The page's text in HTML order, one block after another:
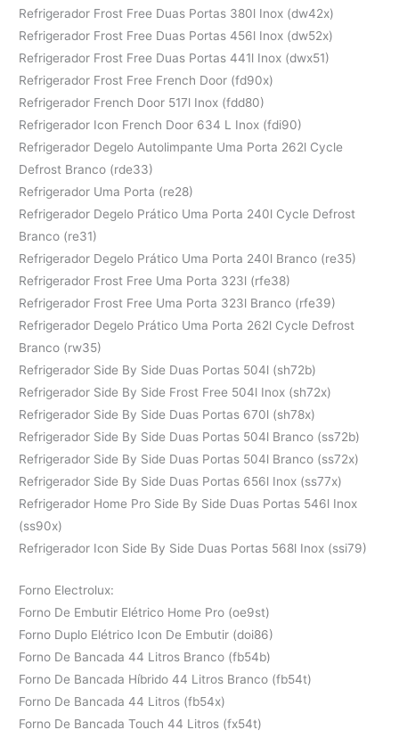
Refrigerador Frost Free Duas Portas 380l Inox (dw42x)
Refrigerador Frost Free Duas Portas 456l Inox (dw52x)
Refrigerador Frost Free Duas Portas 441l Inox (dwx51)
Refrigerador Frost Free French Door (fd90x)
Refrigerador French Door 517l Inox (fdd80)
Refrigerador Icon French Door 634 L Inox (fdi90)
Refrigerador Degelo Autolimpante Uma Porta 262l Cycle
Defrost Branco (rde33)
Refrigerador Uma Porta (re28)
Refrigerador Degelo Prático Uma Porta 240l Cycle Defrost
Branco (re31)
Refrigerador Degelo Prático Uma Porta 240l Branco (re35)
Refrigerador Frost Free Uma Porta 323l (rfe38)
Refrigerador Frost Free Uma Porta 323l Branco (rfe39)
Refrigerador Degelo Prático Uma Porta 262l Cycle Defrost
Branco (rw35)
Refrigerador Side By Side Duas Portas 504l (sh72b)
Refrigerador Side By Side Frost Free 504l Inox (sh72x)
Refrigerador Side By Side Duas Portas 670l (sh78x)
Refrigerador Side By Side Duas Portas 504l Branco (ss72b)
Refrigerador Side By Side Duas Portas 504l Branco (ss72x)
Refrigerador Side By Side Duas Portas 656l Inox (ss77x)
Refrigerador Home Pro Side By Side Duas Portas 546l Inox
(ss90x)
Refrigerador Icon Side By Side Duas Portas 568l Inox (ssi79)
Forno Electrolux:
Forno De Embutir Elétrico Home Pro (oe9st)
Forno Duplo Elétrico Icon De Embutir (doi86)
Forno De Bancada 44 Litros Branco (fb54b)
Forno De Bancada Híbrido 44 Litros Branco (fb54t)
Forno De Bancada 44 Litros (fb54x)
Forno De Bancada Touch 44 Litros (fx54t)